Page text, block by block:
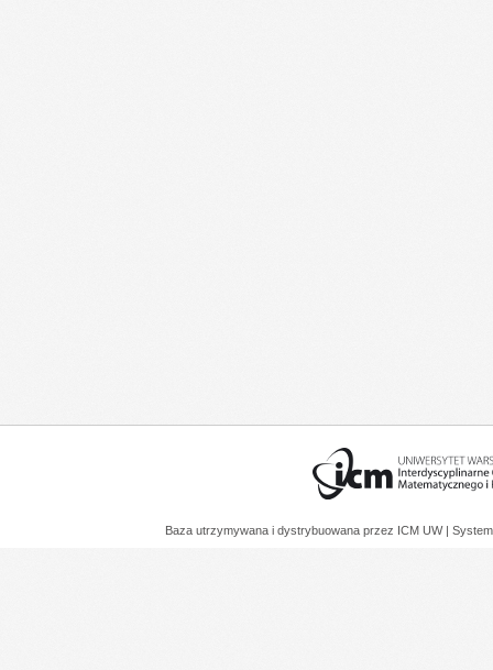
Baza utrzymywana i dystrybuowana przez ICM UW |